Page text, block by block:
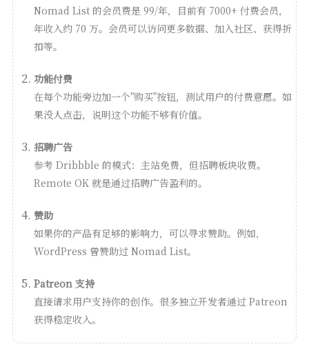
Nomad List 的会员费是 99/年，目前有 7000+ 付费会员，
年收入约 70 万。会员可以访问更多数据、加入社区、获得折
扣等。
功能付费
在每个功能旁边加一个"购买"按钮，测试用户的付费意愿。如
果没人点击，说明这个功能不够有价值。
招聘广告
参考 Dribbble 的模式：主站免费，但招聘板块收费。
Remote OK 就是通过招聘广告盈利的。
赞助
如果你的产品有足够的影响力，可以寻求赞助。例如，
WordPress 曾赞助过 Nomad List。
Patreon 支持
直接请求用户支持你的创作。很多独立开发者通过 Patreon
获得稳定收入。